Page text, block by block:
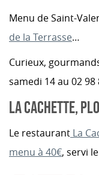
Menu de Saint-
de la Terrasse…
Curieux,
samedi 14 au 02 98
LA CACHETTE,
Le restaurant La
menu à 40€, servi